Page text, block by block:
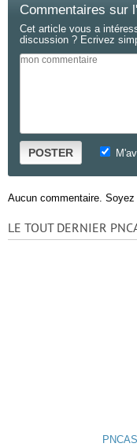
Commentaires sur
Cet article vous a
discussion ? Ecrivez
POSTER
Aucun commentaire.
LE TOUT DERNIER